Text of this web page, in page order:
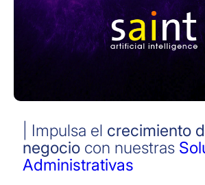
| Impulsa el crecimiento
negocio con nuestras
Administrativas